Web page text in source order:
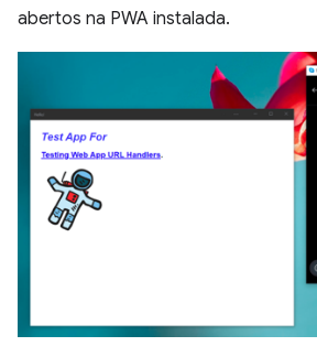
abertos na PWA instalada.